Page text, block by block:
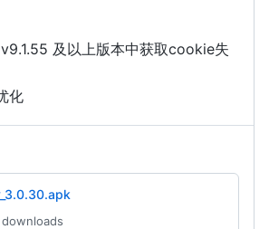
及以上版本中获取cookie失
化
downloads